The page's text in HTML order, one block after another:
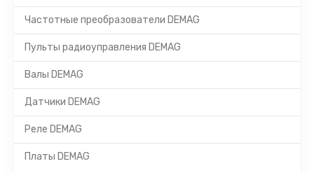
Частотные преобразователи DEMAG
Пульты радиоуправления DEMAG
Валы DEMAG
Датчики DEMAG
Реле DEMAG
Платы DEMAG